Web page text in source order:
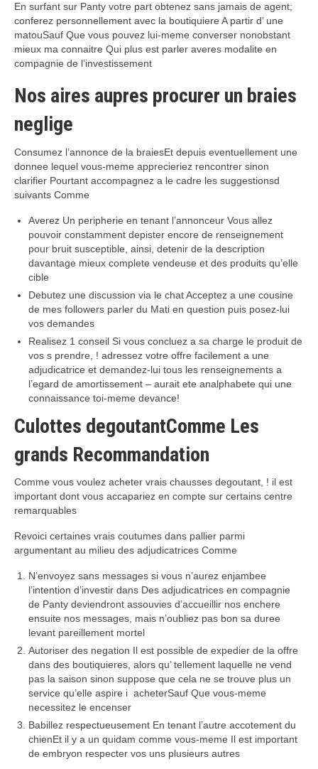
En surfant sur Panty votre part obtenez sans jamais de agent;
conferez personnellement avec la boutiquiere A partir d’ une
matouSauf Que vous pouvez lui-meme converser nonobstant
mieux ma connaitre Qui plus est parler averes modalite en
compagnie de l’investissement
Nos aires aupres procurer un braies
neglige
Consumez l’annonce de la braiesEt depuis eventuellement une
donnee lequel vous-meme apprecieriez rencontrer sinon
clarifier Pourtant accompagnez a le cadre les suggestionsd
suivants Comme
Averez Un peripherie en tenant l’annonceur Vous allez
pouvoir constamment depister encore de renseignement
pour bruit susceptible, ainsi, detenir de la description
davantage mieux complete vendeuse et des produits qu’elle
cible
Debutez une discussion via le chat Acceptez a une cousine
de mes followers parler du Mati en question puis posez-lui
vos demandes
Realisez 1 conseil Si vous concluez a sa charge le produit de
vos s prendre, ! adressez votre offre facilement a une
adjudicatrice et demandez-lui tous les renseignements a
l’egard de amortissement – aurait ete analphabete qui une
connaissance toi-meme devance!
Culottes degoutantComme Les
grands Recommandation
Comme vous voulez acheter vrais chausses degoutant, ! il est
important dont vous accapariez en compte sur certains centre
remarquables
Revoici certaines vrais coutumes dans pallier parmi
argumentant au milieu des adjudicatrices Comme
N’envoyez sans messages si vous n’aurez enjambee
l’intention d’investir dans Des adjudicatrices en compagnie
de Panty deviendront assouvies d’accueillir nos enchere
ensuite nos messages, mais n’oubliez pas bon sa duree
levant pareillement mortel
Autoriser des negation Il est possible de expedier de la offre
dans des boutiquieres, alors qu’ tellement laquelle ne vend
pas la saison sinon suppose que cela ne se trouve plus un
service qu’elle aspire i acheterSauf Que vous-meme
necessitez le encenser
Babillez respectueusement En tenant l’autre accotement du
chienEt il y a un quidam comme vous-meme Il est important
de embryon respecter vos uns plusieurs autres